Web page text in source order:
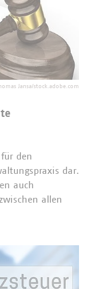
Jansa/stock.adobe.com
den
dar.
auch
allen